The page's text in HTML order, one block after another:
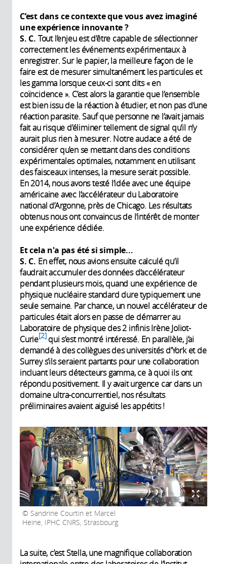
C’est dans ce contexte que vous avez imaginé
une expérience innovante ?
S. C. Tout l’enjeu est d’être capable de sélectionner
correctement les événements expérimentaux à
enregistrer. Sur le papier, la meilleure façon de le
faire est de mesurer simultanément les particules et
les gamma lorsque ceux-ci sont dits « en
coïncidence ». C’est alors la garantie que l’ensemble
est bien issu de la réaction à étudier, et non pas d’une
réaction parasite. Sauf que personne ne l’avait jamais
fait au risque d’éliminer tellement de signal qu’il n’y
aurait plus rien à mesurer. Notre audace a été de
considérer qu’en se mettant dans des conditions
expérimentales optimales, notamment en utilisant
des faisceaux intenses, la mesure serait possible.
En 2014, nous avons testé l’idée avec une équipe
américaine avec l’accélérateur du Laboratoire
national d’Argonne, près de Chicago. Les résultats
obtenus nous ont convaincus de l’intérêt de monter
une expérience dédiée.
Et cela n'a pas été si simple...
S. C. En effet, nous avions ensuite calculé qu’il
faudrait accumuler des données d’accélérateur
pendant plusieurs mois, quand une expérience de
physique nucléaire standard dure typiquement une
seule semaine. Par chance, un nouvel accélérateur de
particules était alors en passe de démarrer au
Laboratoire de physique des 2 infinis Irène Joliot-
Curie 2 qui s’est montré intéressé. En parallèle, j’ai
demandé à des collègues des universités d’York et de
Surrey s’ils seraient partants pour une collaboration
incluant leurs détecteurs gamma, ce à quoi ils ont
répondu positivement. Il y avait urgence car dans un
domaine ultra-concurrentiel, nos résultats
préliminaires avaient aiguisé les appétits !
Sandrine Courtin et Marcel
Heine, IPHC CNRS, Strasbourg
La suite, c’est Stella, une magnifique collaboration